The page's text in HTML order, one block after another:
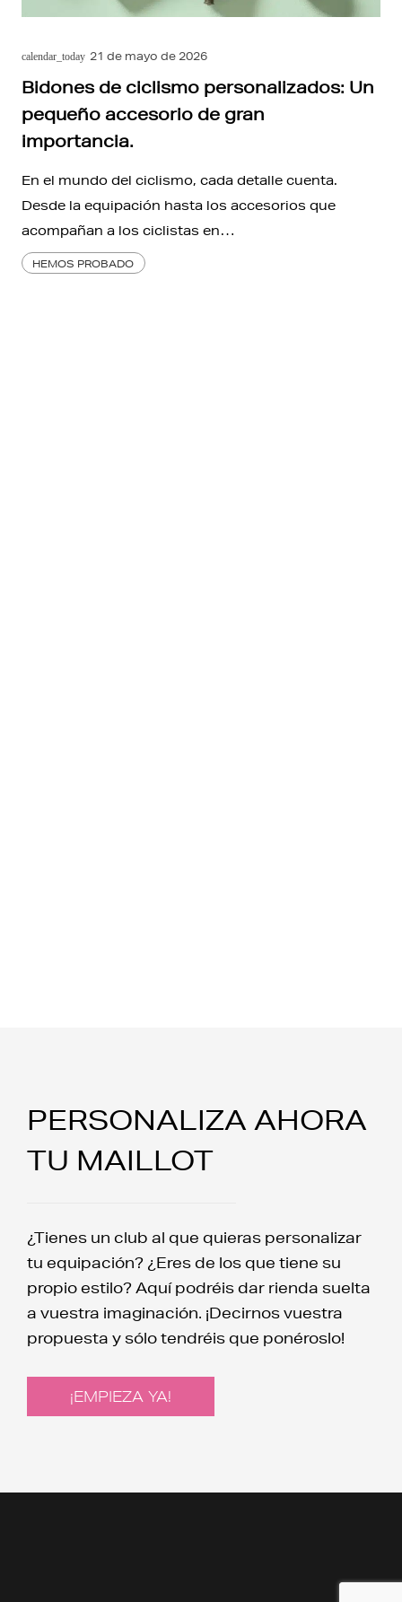
calendar_today 21 de mayo de 2026
Bidones de ciclismo personalizados: Un
pequeño accesorio de gran
importancia.
En el mundo del ciclismo, cada detalle cuenta.
Desde la equipación hasta los accesorios que
acompañan a los ciclistas en…
HEMOS PROBADO
PERSONALIZA AHORA
TU MAILLOT
¿Tienes un club al que quieras personalizar
tu equipación? ¿Eres de los que tiene su
propio estilo? Aquí podréis dar rienda suelta
a vuestra imaginación. ¡Decirnos vuestra
propuesta y sólo tendréis que ponéroslo!
¡EMPIEZA YA!